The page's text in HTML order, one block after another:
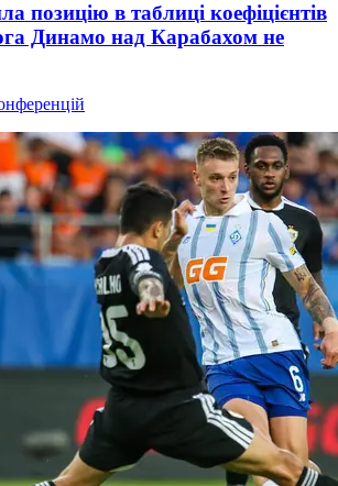
позицію в таблиці коефіцієнтів
Динамо над Карабахом не